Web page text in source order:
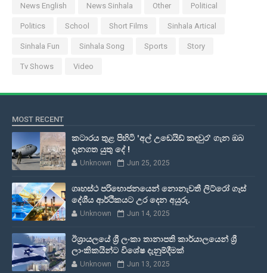
News English News Sinhala Other Political
Politics School Short Films Sinhala Artical
Sinhala Fun Sinhala Song Sports Story
Tv Shows Video
MOST RECENT
කටාරය තුළ පිහිටි 'අල් උඩෙයිඩ් කඳවුර' ගැන ඔබ
දැනගත යුතු දේ !
Unknown Jun 25, 2025
ගෘහස්ථ පරිභොජනයෙන් නොනැවතී ලිට්රෝ ගෑස්
දේශීය ආර්ථිකයට උර දෙන අයුරු.
Unknown Jun 14, 2025
ඊශ්‍රායලයේ ශ්‍රී ලංකා තානාපති කාර්යාලයෙන් ශ්‍රී
ලාංකිකයින්ට විශේෂ දැනුම්දීමක්
Unknown Jun 13, 2025